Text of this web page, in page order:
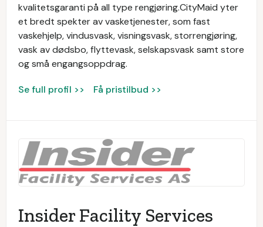
kvalitetsgaranti på all type rengjøring.CityMaid yter
et bredt spekter av vasketjenester, som fast
vaskehjelp, vindusvask, visningsvask, storrengjøring,
vask av dødsbo, flyttevask, selskapsvask samt store
og små engangsoppdrag.
Se full profil >> Få pristilbud >>
Insider Facility Services